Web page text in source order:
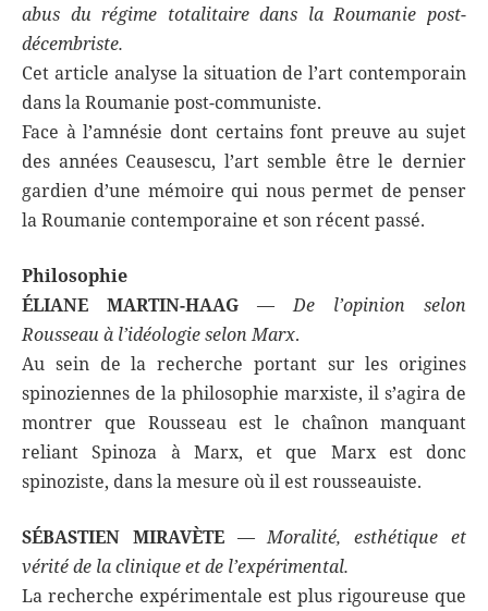
abus du régime totalitaire dans la Roumanie post-
décembriste.
Cet article analyse la situation de l’art contemporain
dans la Roumanie post-communiste.
Face à l’amnésie dont certains font preuve au sujet
des années Ceausescu, l’art semble être le dernier
gardien d’une mémoire qui nous permet de penser
la Roumanie contemporaine et son récent passé.
Philosophie
ÉLIANE MARTIN-HAAG —De l’opinion selon
Rousseau à l’idéologie selon Marx.
Au sein de la recherche portant sur les origines
spinoziennes de la philosophie marxiste, il s’agira de
montrer que Rousseau est le chaînon manquant
reliant Spinoza à Marx, et que Marx est donc
spinoziste, dans la mesure où il est rousseauiste.
SÉBASTIEN MIRAVÈTE—Moralité, esthétique et
vérité de la clinique et de l’expérimental.
La recherche expérimentale est plus rigoureuse que